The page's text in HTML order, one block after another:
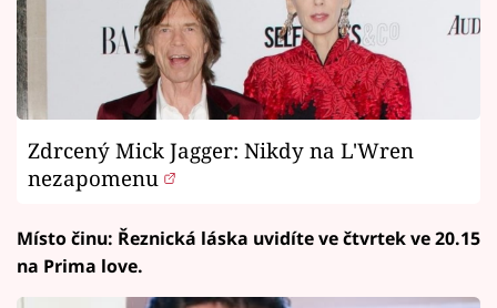
Zdrcený Mick Jagger: Nikdy na L'Wren
nezapomenu
Místo činu: Řeznická láska uvidíte ve čtvrtek ve 20.15
na Prima love.